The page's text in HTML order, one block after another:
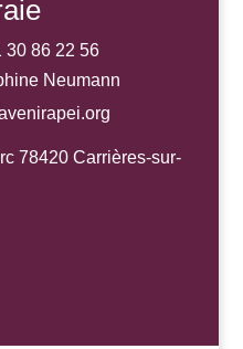
30 86 22 56
Neumann
78420 Carrières-sur-